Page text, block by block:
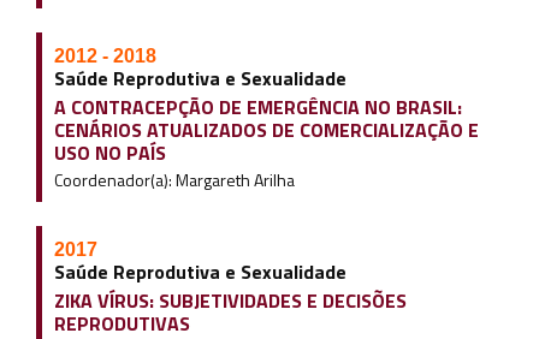
2012 - 2018
Saúde Reprodutiva e Sexualidade
A CONTRACEPÇÃO DE EMERGÊNCIA NO BRASIL:
CENÁRIOS ATUALIZADOS DE COMERCIALIZAÇÃO E
USO NO PAÍS
Coordenador(a): Margareth Arilha
2017
Saúde Reprodutiva e Sexualidade
ZIKA VÍRUS: SUBJETIVIDADES E DECISÕES
REPRODUTIVAS